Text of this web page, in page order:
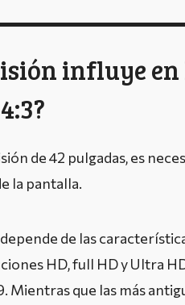
influye en
de 42 pulgadas, es
la pantalla.
de las
HD, full HD y Ultra
Mientras que las más